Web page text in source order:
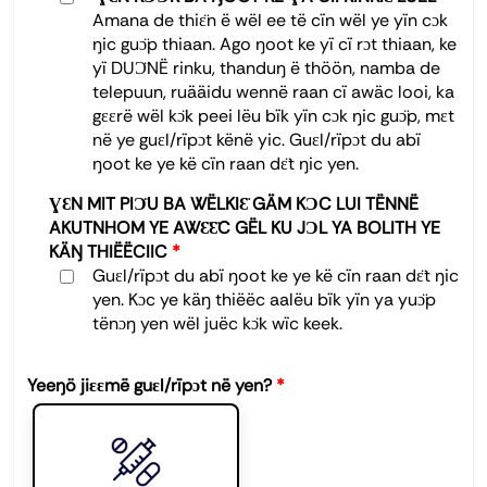
Amana de thiɛ̈n ë wël ee të cïn wël ye yïn cɔk
ŋic guɔ̈p thiaan. Ago ŋoot ke yï cï rɔt thiaan, ke
yï DUƆ̈NË rinku, thanduŋ ë thöön, namba de
telepuun, ruääidu wennë raan cï awäc looi, ka
gɛɛrë wël kɔ̈k peei lëu bïk yïn cɔk ŋic guɔ̈p, mɛt
në ye guɛl/rïpɔt kënë yic. Guɛl/rïpɔt du abï
ŋoot ke ye kë cïn raan dɛ̈t ŋic yen.
ƔƐN MIT PIƆ̈U BA WËLKIƐ̈ GÄM KƆC LUI TËNNË
AKUTNHOM YE AWƐ̈Ɛ̈C GËL KU JƆL YA BOLITH YE
KÄŊ THIËËCIIC *
Guɛl/rïpɔt du abï ŋoot ke ye kë cïn raan dɛ̈t ŋic
yen. Kɔc ye käŋ thiëëc aalëu bïk yïn ya yuɔ̈p
tënɔŋ yen wël juëc kɔ̈k wïc keek.
Yeeŋö jiɛɛmë guɛl/rïpɔt në yen?